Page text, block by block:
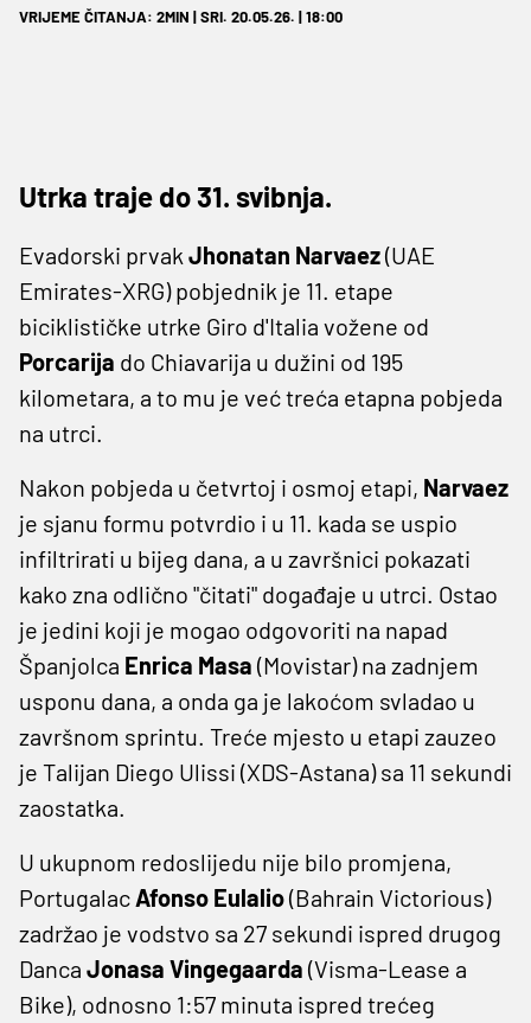
VRIJEME ČITANJA: 2MIN | SRI. 20.05.26. | 18:00
Utrka traje do 31. svibnja.
Evadorski prvak Jhonatan Narvaez(UAE
Emirates-XRG) pobjednik je 11. etape
biciklističke utrke Giro d'Italia vožene od
Porcarija do Chiavarija u dužini od 195
kilometara, a to mu je već treća etapna pobjeda
na utrci.
Nakon pobjeda u četvrtoj i osmoj etapi, Narvaez
je sjanu formu potvrdio i u 11. kada se uspio
infiltrirati u bijeg dana, a u završnici pokazati
kako zna odlično "čitati" događaje u utrci. Ostao
je jedini koji je mogao odgovoriti na napad
Španjolca Enrica Masa (Movistar) na zadnjem
usponu dana, a onda ga je lakoćom svladao u
završnom sprintu. Treće mjesto u etapi zauzeo
je Talijan Diego Ulissi (XDS-Astana) sa 11 sekundi
zaostatka.
U ukupnom redoslijedu nije bilo promjena,
Portugalac Afonso Eulalio(Bahrain Victorious)
zadržao je vodstvo sa 27 sekundi ispred drugog
Danca Jonasa Vingegaarda (Visma-Lease a
Bike), odnosno 1:57 minuta ispred trećeg